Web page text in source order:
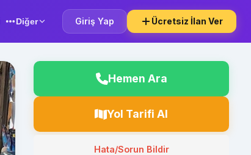
Diğer Giriş Yap Ücretsiz İlan Ver
Hemen Ara
Yol Tarifi Al
Hata/Sorun Bildir